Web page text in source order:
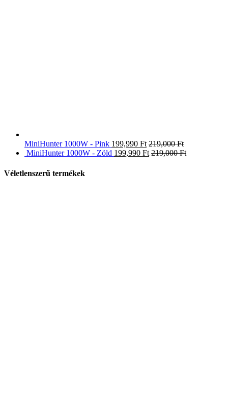
MiniHunter 1000W - Pink 199,990 Ft 219,000Ft
MiniHunter 1000W - Zöld 199,990 Ft 219,000Ft
Véletlenszerű termékek